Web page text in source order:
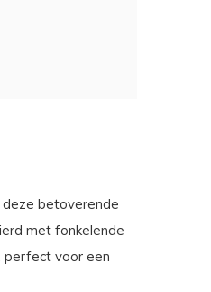
betoverende
met fonkelende
perfect voor een